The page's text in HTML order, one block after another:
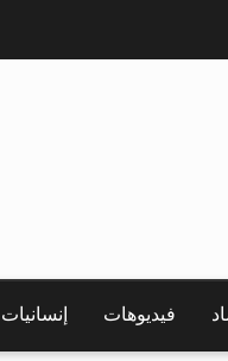
فيديوهات إنسانيات